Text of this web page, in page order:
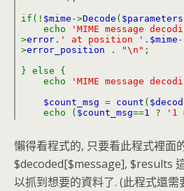
懶得看程式的, 只要看此程式裡面
$decoded[$message], $results
以抓到想要的資料了. (此程式還